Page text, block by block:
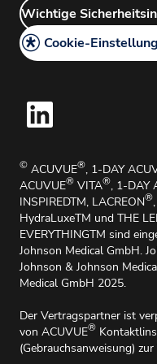
Medizinische
Informationen
AGB
Wichtige
Impressum
Account Manager
Wichtige
Cookie-
© ACUVUE®, 1-DAY
ACUVUE® VITA®, 1-DAY
INSPIREDTM, LACREON®
HydraLuxeTM und THE
EVERYTHINGTM sind
Johnson Medical GmbH.
Johnson & Johnson
Medical GmbH 2025.
Der Vertragspartner ist
von ACUVUE®
(Gebrauchsanweisung)